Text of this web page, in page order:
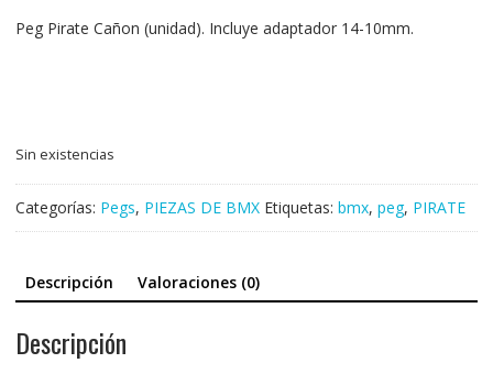
Peg Pirate Cañon (unidad). Incluye adaptador 14-10mm.
Sin existencias
Categorías: Pegs, PIEZAS DE BMX Etiquetas: bmx, peg, PIRATE
Descripción Valoraciones (0)
Descripción